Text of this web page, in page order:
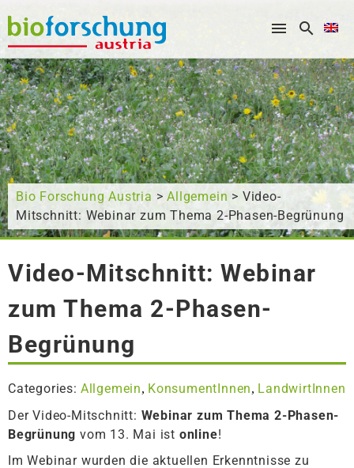
What are you looking for?
Bio Forschung Austria >Allgemein > Video-
Mitschnitt: Webinar zum Thema 2-Phasen-Begrünung
Video-Mitschnitt: Webinar
zum Thema 2-Phasen-
Begrünung
Categories: Allgemein, KonsumentInnen, LandwirtInnen
Der Video-Mitschnitt: Webinar zum Thema 2-Phasen-
Begrünung vom 13. Mai ist online!
Im Webinar wurden die aktuellen Erkenntnisse zu